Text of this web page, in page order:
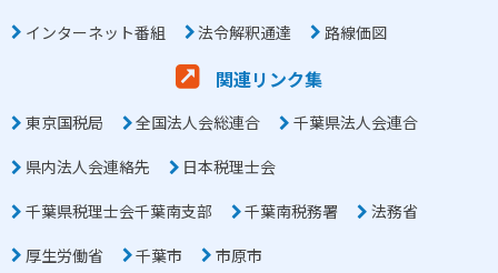
インターネット番組
法令解釈通達 路線価図
関連リンク集
東京国税局 全国法人会総連合
千葉県法人会連合
県内法人会連絡先
日本税理士会
千葉県税理士会千葉南支部
千葉南税務署
法務省
厚生労働省
千葉市 市原市